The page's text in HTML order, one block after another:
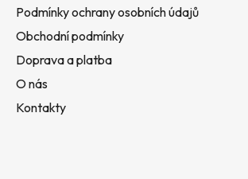
Podmínky ochrany osobních údajů
Obchodní podmínky
Doprava a platba
O nás
Kontakty